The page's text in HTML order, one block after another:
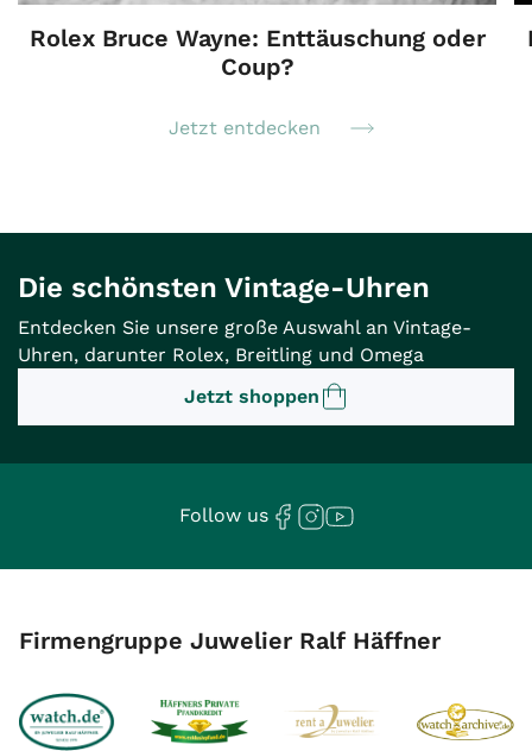
Rolex Bruce Wayne: Enttäuschung oder
Coup?
Jetzt entdecken
Die schönsten Vintage-Uhren
Entdecken Sie unsere große Auswahl an Vintage-
Uhren, darunter Rolex, Breitling und Omega
Jetzt shoppen
Follow us
Firmengruppe Juwelier Ralf Häffner